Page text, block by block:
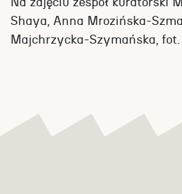
Shaya, Anna Mrozińska-
Majchrzycka-Szymańska, fot.